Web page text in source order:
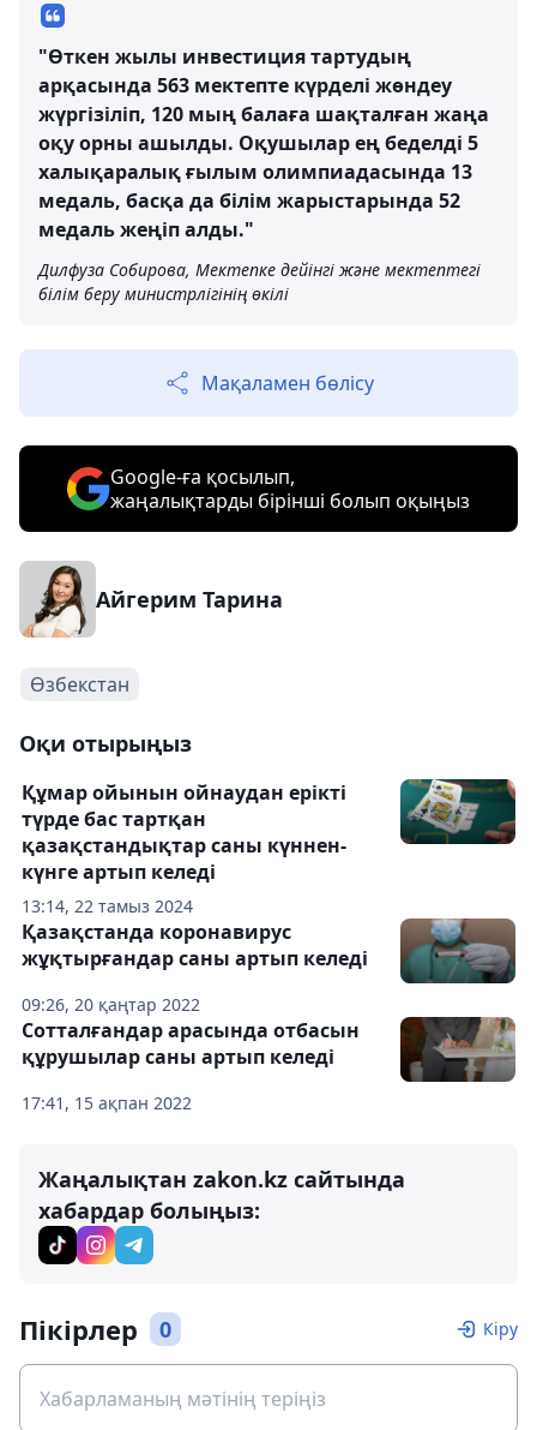
"Өткен жылы инвестиция тартудың
арқасында 563 мектепте күрделі жөндеу
жүргізіліп, 120 мың балаға шақталған жаңа
оқу орны ашылды. Оқушылар ең беделді 5
халықаралық ғылым олимпиадасында 13
медаль, басқа да білім жарыстарында 52
медаль жеңіп алды."
Дилфуза Собирова, Мектепке дейінгі және мектептегі
білім беру министрлігінің өкілі
Мақаламен бөлісу
Google-ға қосылып,
жаңалықтарды бірінші болып оқыңыз
Айгерим Тарина
Өзбекстан
Оқи отырыңыз
13:14, 22 тамыз 2024
Құмар ойынын ойнаудан ерікті
түрде бас тартқан
қазақстандықтар саны күннен-
күнге артып келеді
09:26, 20 қаңтар 2022
Қазақстанда коронавирус
жұқтырғандар саны артып келеді
17:41, 15 ақпан 2022
Сотталғандар арасында отбасын
құрушылар саны артып келеді
Жаңалықтан zakon.kz сайтында
хабардар болыңыз:
Пікірлер 0 Кіру